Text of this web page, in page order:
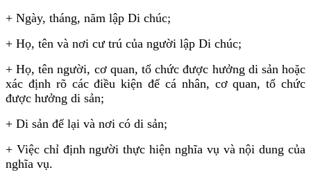
+ Ngày, tháng, năm lập Di chúc;
+ Họ, tên và nơi cư trú của người lập Di chúc;
+ Họ, tên người, cơ quan, tổ chức được hưởng di sản hoặc
xác định rõ các điều kiện để cá nhân, cơ quan, tổ chức
được hưởng di sản;
+ Di sản để lại và nơi có di sản;
+ Việc chỉ định người thực hiện nghĩa vụ và nội dung của
nghĩa vụ.